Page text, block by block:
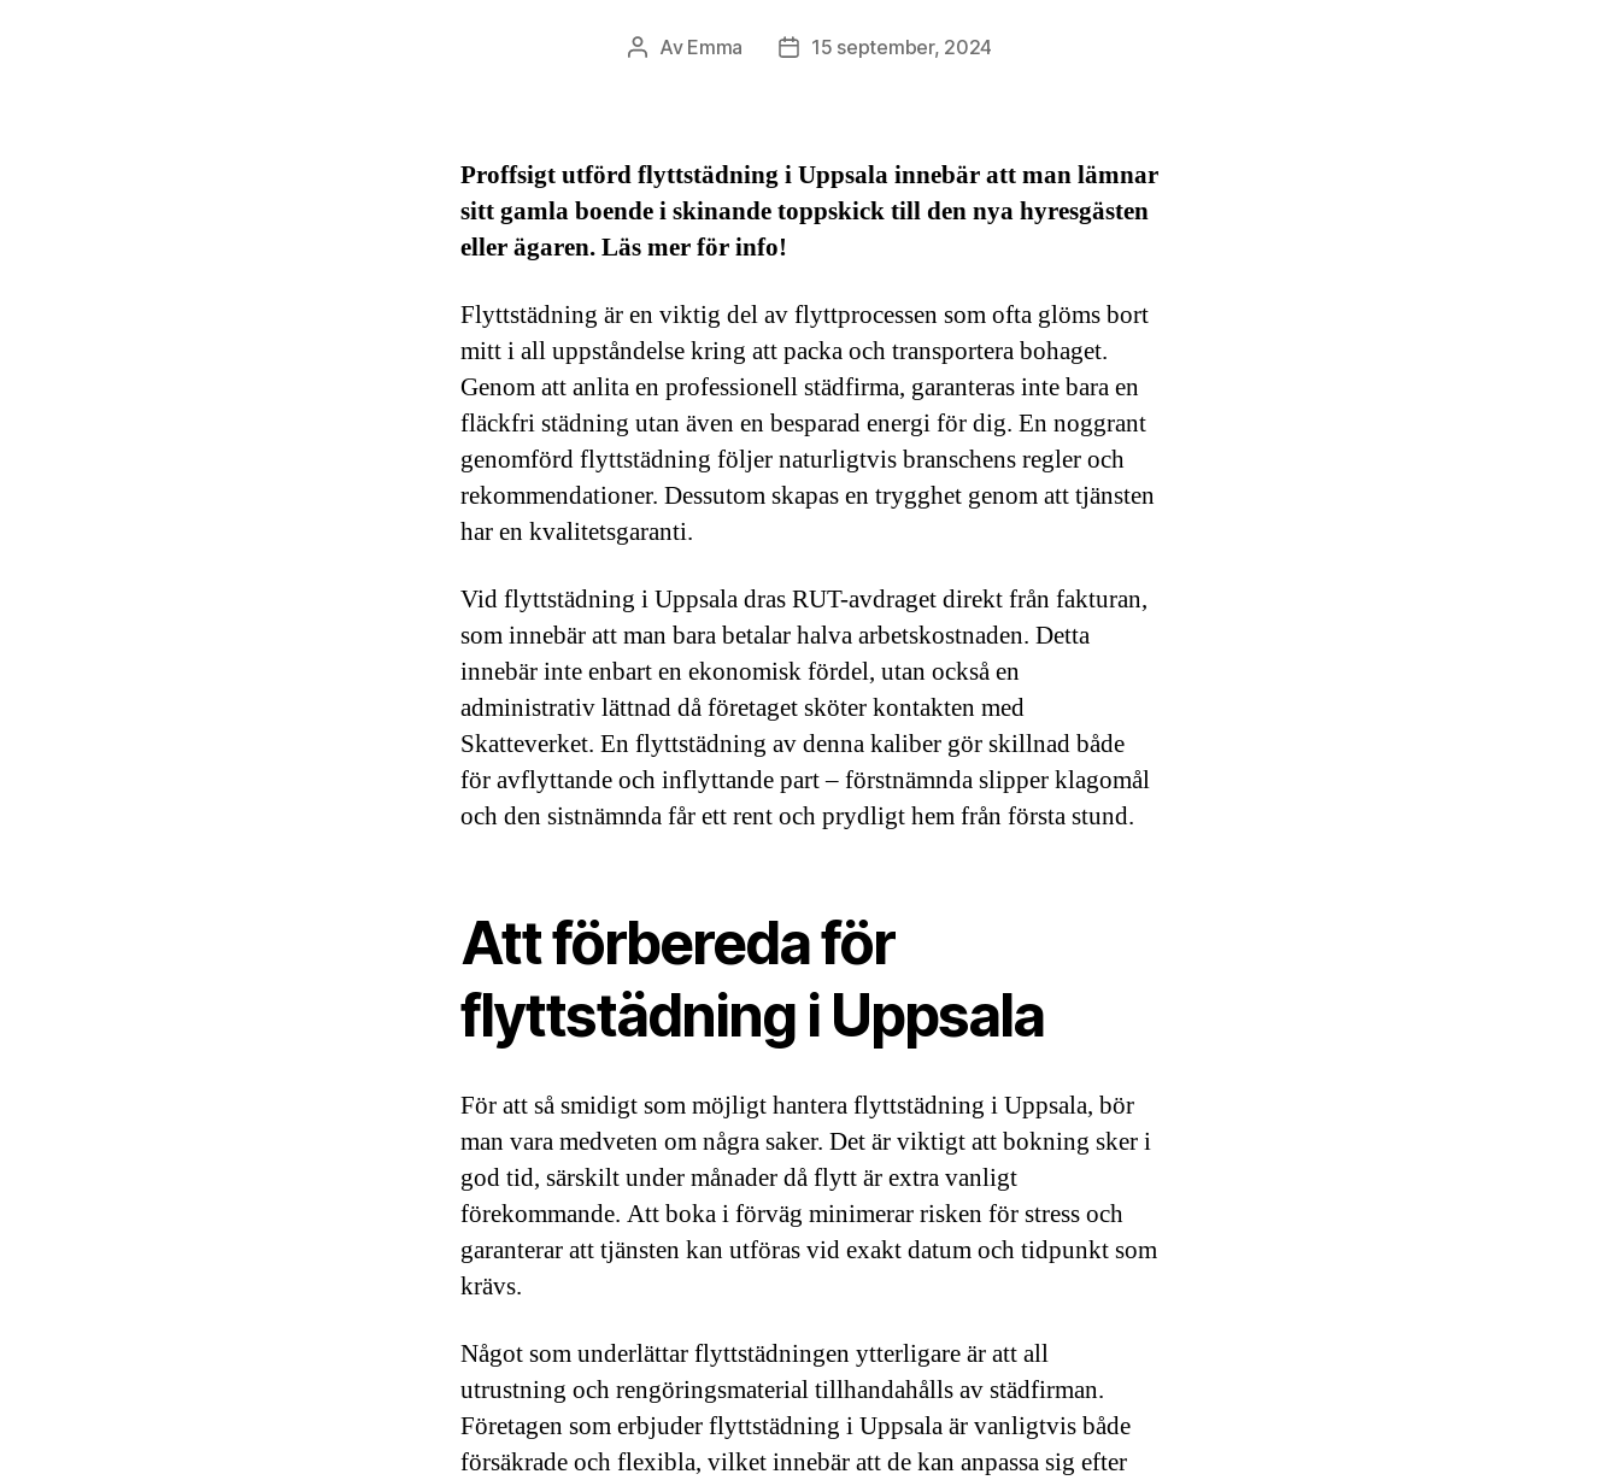
Inläggsförfattare
Av Emma Inläggsdatum
15 september, 2024
Proffsigt utförd flyttstädning i Uppsala innebär att man lämnar
sitt gamla boende i skinande toppskick till den nya hyresgästen
eller ägaren. Läs mer för info!
Flyttstädning är en viktig del av flyttprocessen som ofta glöms bort
mitt i all uppståndelse kring att packa och transportera bohaget.
Genom att anlita en professionell städfirma, garanteras inte bara en
fläckfri städning utan även en besparad energi för dig. En noggrant
genomförd flyttstädning följer naturligtvis branschens regler och
rekommendationer. Dessutom skapas en trygghet genom att tjänsten
har en kvalitetsgaranti.
Vid flyttstädning i Uppsala dras RUT-avdraget direkt från fakturan,
som innebär att man bara betalar halva arbetskostnaden. Detta
innebär inte enbart en ekonomisk fördel, utan också en
administrativ lättnad då företaget sköter kontakten med
Skatteverket. En flyttstädning av denna kaliber gör skillnad både
för avflyttande och inflyttande part – förstnämnda slipper klagomål
och den sistnämnda får ett rent och prydligt hem från första stund.
Att förbereda för
flyttstädning i Uppsala
För att så smidigt som möjligt hantera flyttstädning i Uppsala, bör
man vara medveten om några saker. Det är viktigt att bokning sker i
god tid, särskilt under månader då flytt är extra vanligt
förekommande. Att boka i förväg minimerar risken för stress och
garanterar att tjänsten kan utföras vid exakt datum och tidpunkt som
krävs.
Något som underlättar flyttstädningen ytterligare är att all
utrustning och rengöringsmaterial tillhandahålls av städfirman.
Företagen som erbjuder flyttstädning i Uppsala är vanligtvis både
försäkrade och flexibla, vilket innebär att de kan anpassa sig efter